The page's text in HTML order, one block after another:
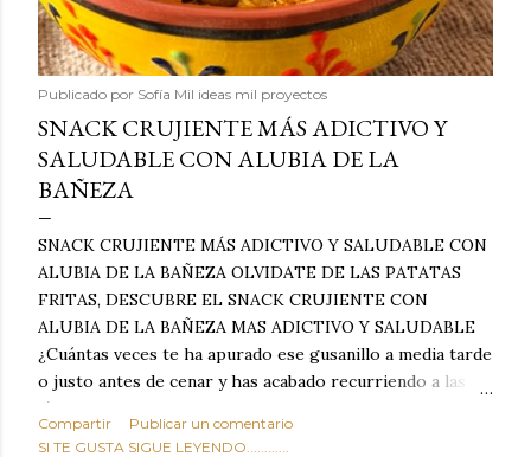
Publicado por Sofía Mil ideas mil proyectos
SNACK CRUJIENTE MÁS ADICTIVO Y
SALUDABLE CON ALUBIA DE LA
BAÑEZA
SNACK CRUJIENTE MÁS ADICTIVO Y SALUDABLE CON
ALUBIA DE LA BAÑEZA OLVIDATE DE LAS PATATAS
FRITAS, DESCUBRE EL SNACK CRUJIENTE CON
ALUBIA DE LA BAÑEZA MAS ADICTIVO Y SALUDABLE
¿Cuántas veces te ha apurado ese gusanillo a media tarde
o justo antes de cenar y has acabado recurriendo a las
típicas patatas de bolsa, frutos secos fritos o snacks
ultraprocesados llenos de grasas saturadas y sodio?
Compartir
Publicar un comentario
SI TE GUSTA SIGUE LEYENDO............